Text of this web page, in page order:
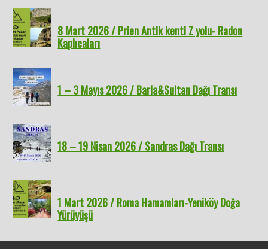
8 Mart 2026 / Prien Antik kenti Z yolu- Radon
Kaplıcaları
1 – 3 Mayıs 2026 / Barla&Sultan Dağı Transı
18 – 19 Nisan 2026 / Sandras Dağı Transı
1 Mart 2026 / Roma Hamamları-Yeniköy Doğa
Yürüyüşü